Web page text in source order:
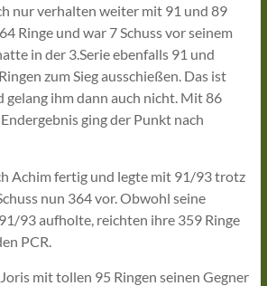
nur verhalten weiter mit 91 und 89
Ringe und war 7 Schuss vor seinem
in der 3.Serie ebenfalls 91 und
zum Sieg ausschießen. Das ist
gelang ihm dann auch nicht. Mit 86
ging der Punkt nach
Achim fertig und legte mit 91/93 trotz
nun 364 vor. Obwohl seine
93 aufholte, reichten ihre 359 Ringe
PCR.
mit tollen 95 Ringen seinen Gegner